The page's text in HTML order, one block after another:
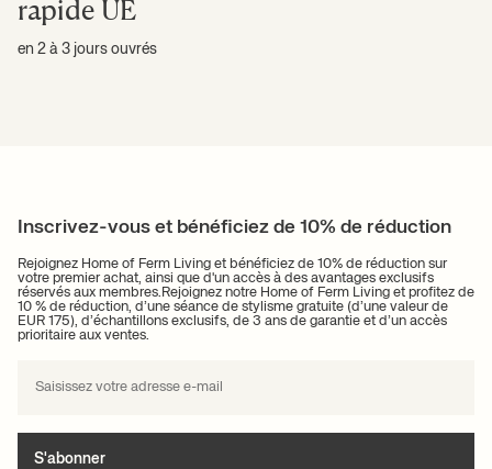
rapide UE
en 2 à 3 jours ouvrés
Inscrivez-vous et bénéficiez de 10% de réduction
Rejoignez Home of Ferm Living et bénéficiez de 10% de réduction sur
votre premier achat, ainsi que d'un accès à des avantages exclusifs
réservés aux membres.Rejoignez notre Home of Ferm Living et profitez de
10 % de réduction, d’une séance de stylisme gratuite (d’une valeur de
EUR 175), d’échantillons exclusifs, de 3 ans de garantie et d’un accès
prioritaire aux ventes.
S'abonner